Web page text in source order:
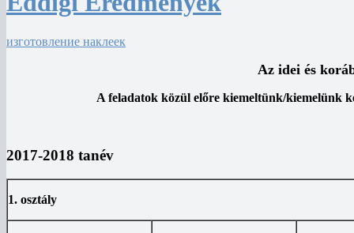
изготовление наклеек
Az idei és
A feladatok közül előre kiemeltünk/kiemelünk
2017-2018 tanév
1. osztály